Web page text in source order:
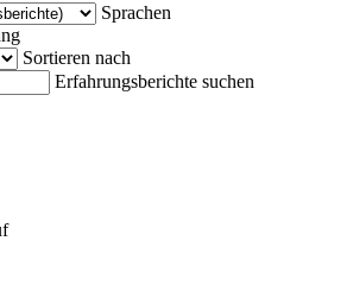
Sprachen
Sortieren nach
Erfahrungsberichte suchen